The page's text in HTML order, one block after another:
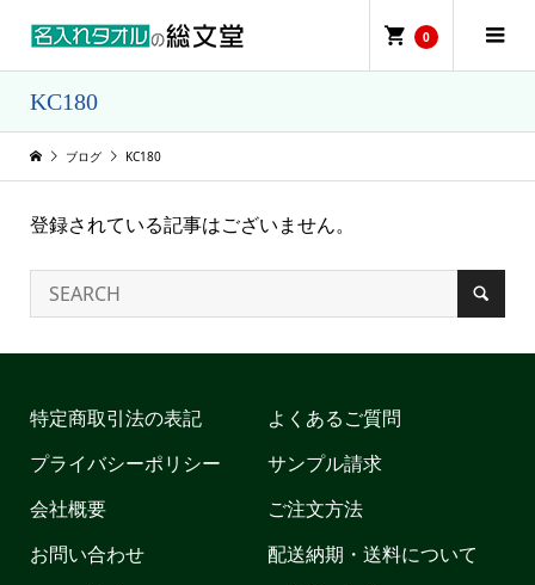
0
KC180
ブログ KC180
登録されている記事はございません。
特定商取引法の表記
プライバシーポリシー
会社概要
お問い合わせ
よくあるご質問
サンプル請求
ご注文方法
配送納期・送料について